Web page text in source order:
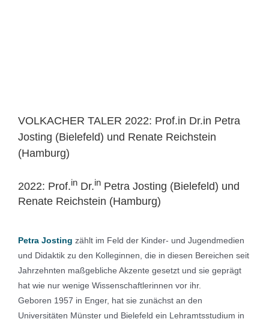
VOLKACHER TALER 2022: Prof.in Dr.in Petra
Josting (Bielefeld) und Renate Reichstein
(Hamburg)
2022: Prof.in Dr.in Petra Josting (Bielefeld) und
Renate Reichstein (Hamburg)
Petra Josting zählt im Feld der Kinder- und Jugendmedien
und Didaktik zu den Kolleginnen, die in diesen Bereichen seit
Jahrzehnten maßgebliche Akzente gesetzt und sie geprägt
hat wie nur wenige Wissenschaftlerinnen vor ihr.
Geboren 1957 in Enger, hat sie zunächst an den
Universitäten Münster und Bielefeld ein Lehramtsstudium in